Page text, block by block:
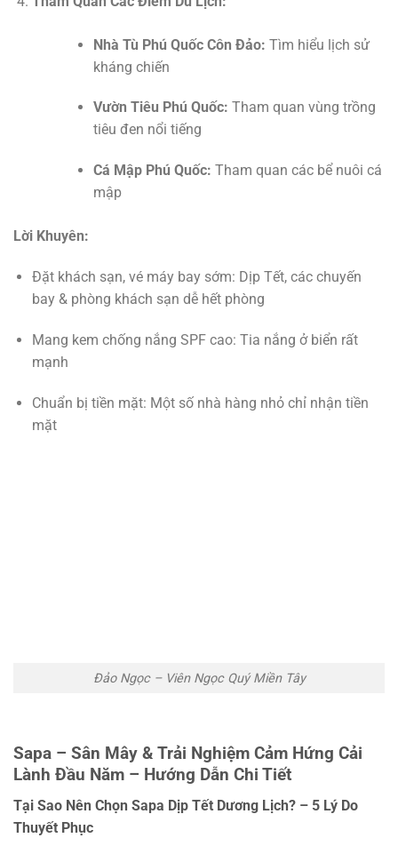
Nhà Tù Phú Quốc Côn Đảo: Tìm hiểu lịch sử
kháng chiến
Vườn Tiêu Phú Quốc: Tham quan vùng trồng
tiêu đen nổi tiếng
Cá Mập Phú Quốc: Tham quan các bể nuôi cá
mập
Lời Khuyên:
Đặt khách sạn, vé máy bay sớm: Dịp Tết, các chuyến
bay & phòng khách sạn dễ hết phòng
Mang kem chống nắng SPF cao: Tia nắng ở biển rất
mạnh
Chuẩn bị tiền mặt: Một số nhà hàng nhỏ chỉ nhận tiền
mặt
Đảo Ngọc – Viên Ngọc Quý Miền Tây
Sapa – Sân Mây & Trải Nghiệm Cảm Hứng Cải
Lành Đầu Năm – Hướng Dẫn Chi Tiết
Tại Sao Nên Chọn Sapa Dịp Tết Dương Lịch? – 5 Lý Do
Thuyết Phục